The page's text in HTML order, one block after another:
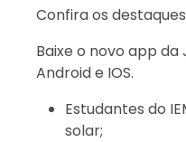
Confira os
Baixe o novo app
Android e IOS.
Estudantes do
solar;